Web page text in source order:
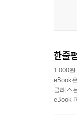
한줄
1,000
eBook
클래스
eBook